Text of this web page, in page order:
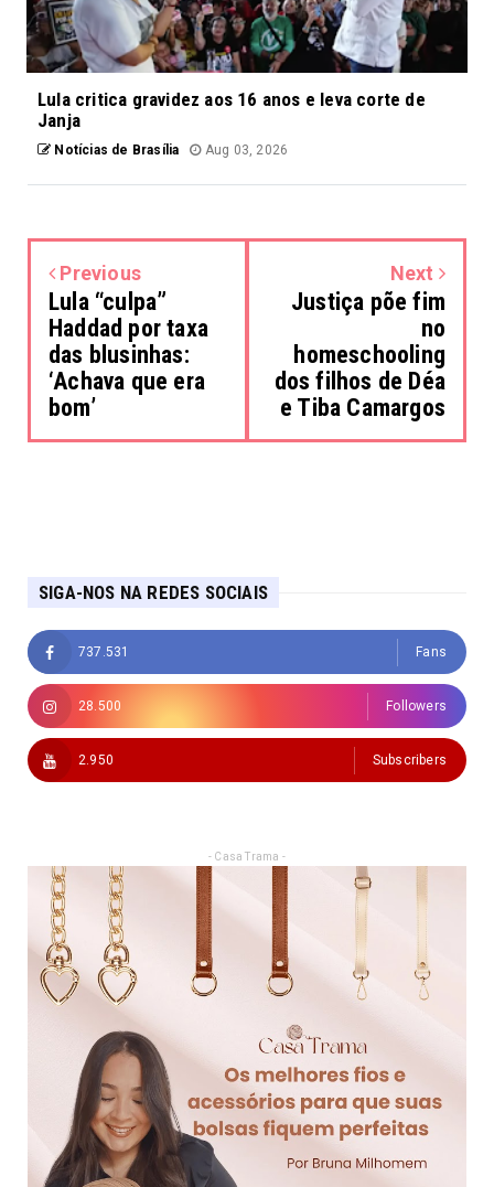
Lula critica gravidez aos 16 anos e leva corte de
Janja
Notícias de Brasília Aug 03, 2026
Previous
Lula “culpa”
Haddad por taxa
das blusinhas:
‘Achava que era
bom’
Next
Justiça põe fim
no
homeschooling
dos filhos de Déa
e Tiba Camargos
SIGA-NOS NA REDES SOCIAIS
737.531 Fans
28.500 Followers
2.950 Subscribers
- Casa Trama -